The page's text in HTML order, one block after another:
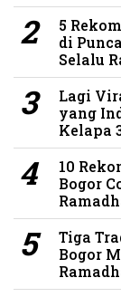
5
di
Selalu
Lagi
yang
Kelapa
10
Bogor
Tiga
Bogor